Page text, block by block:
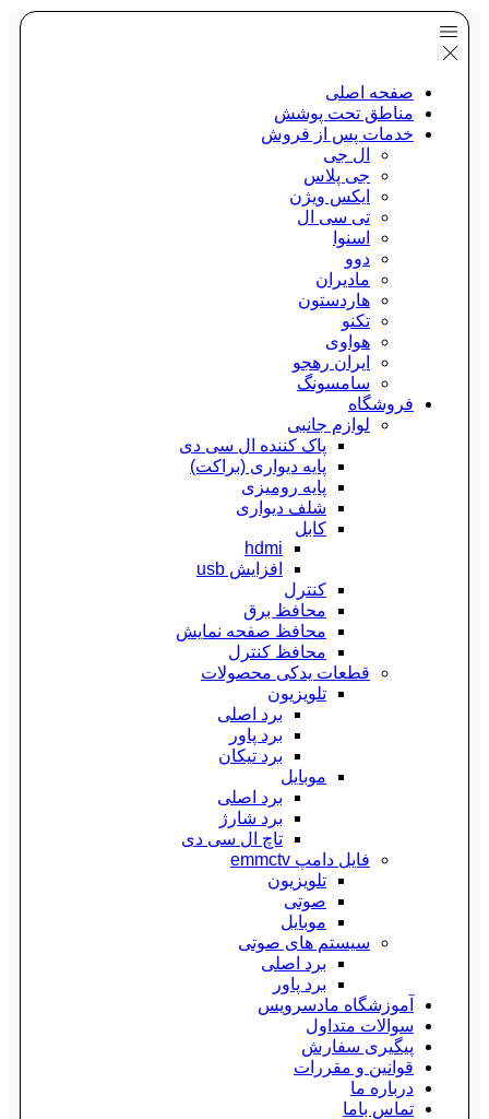
صفحه اصلی
مناطق تحت پوشش
خدمات پس از فروش
ال جی
جی پلاس
ایکس ویژن
تی سی ال
اسنوا
دوو
مادیران
هاردستون
تکنو
هواوی
ایران رهجو
سامسونگ
فروشگاه
لوازم جانبی
پاک کننده ال سی دی
پایه دیواری (براکت)
پایه رومیزی
شلف دیواری
کابل
hdmi
افزایش usb
کنترل
محافظ برق
محافظ صفحه نمایش
محافظ کنترل
قطعات یدکی محصولات
تلویزیون
برد اصلی
برد پاور
برد تیکان
موبایل
برد اصلی
برد شارژ
تاچ ال سی دی
فایل دامپ emmctv
تلویزیون
صوتی
موبایل
سیستم های صوتی
برد اصلی
برد پاور
آموزشگاه مادسرویس
سوالات متداول
پیگیری سفارش
قوانین و مقررات
درباره ما
تماس باما